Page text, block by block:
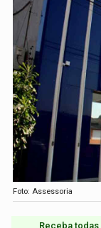
Foto: Assessoria
Receba